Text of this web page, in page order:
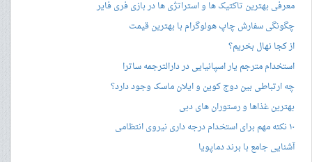
معرفی بهترین تاکتیک ها و استراتژی ها در بازی فری فایر
چگونگی سفارش چاپ هولوگرام با بهترین قیمت
از کجا نهال بخریم؟
استخدام مترجم یار اسپانیایی در دارالترجمه ساترا
چه ارتباطی بین دوج کوین و ایلان ماسک وجود دارد؟
بهترین غذاها و رستوران های دبی
۱۰ نکته مهم برای استخدام درجه داری نیروی انتظامی
آشنایی جامع با برند دماپویا